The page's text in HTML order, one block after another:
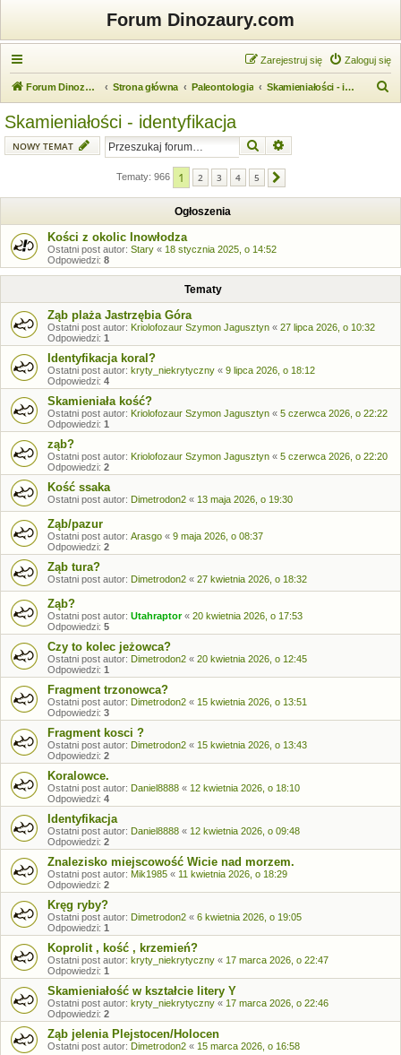
Forum Dinozaury.com
Zaloguj się
Zarejestruj się
Forum Dinozaury.com Strona główna Paleontologia Skamieniałości - identyfikacja
Skamieniałości - identyfikacja
NOWY TEMAT Szukaj
Tematy: 966 1 2 3 4 5
Ogłoszenia
Kości z okolic Inowłodza
Ostatni post autor: Stary « 18 stycznia 2025, o 14:52
Odpowiedzi: 8
Tematy
Ząb plaża Jastrzębia Góra
Ostatni post autor: Kriolofozaur Szymon Jagusztyn « 27 lipca 2026, o 10:32
Odpowiedzi: 1
Identyfikacja koral?
Ostatni post autor: kryty_niekrytyczny « 9 lipca 2026, o 18:12
Odpowiedzi: 4
Skamieniała kość?
Ostatni post autor: Kriolofozaur Szymon Jagusztyn « 5 czerwca 2026, o 22:22
Odpowiedzi: 1
ząb?
Ostatni post autor: Kriolofozaur Szymon Jagusztyn « 5 czerwca 2026, o 22:20
Odpowiedzi: 2
Kość ssaka
Ostatni post autor: Dimetrodon2 « 13 maja 2026, o 19:30
Ząb/pazur
Ostatni post autor: Arasgo « 9 maja 2026, o 08:37
Odpowiedzi: 2
Ząb tura?
Ostatni post autor: Dimetrodon2 « 27 kwietnia 2026, o 18:32
Ząb?
Ostatni post autor: Utahraptor« 20 kwietnia 2026, o 17:53
Odpowiedzi: 5
Czy to kolec jeżowca?
Ostatni post autor: Dimetrodon2 « 20 kwietnia 2026, o 12:45
Odpowiedzi: 1
Fragment trzonowca?
Ostatni post autor: Dimetrodon2 « 15 kwietnia 2026, o 13:51
Odpowiedzi: 3
Fragment kosci ?
Ostatni post autor: Dimetrodon2 « 15 kwietnia 2026, o 13:43
Odpowiedzi: 2
Koralowce.
Ostatni post autor: Daniel8888 « 12 kwietnia 2026, o 18:10
Odpowiedzi: 4
Identyfikacja
Ostatni post autor: Daniel8888 « 12 kwietnia 2026, o 09:48
Odpowiedzi: 2
Znalezisko miejscowość Wicie nad morzem.
Ostatni post autor: Mik1985 « 11 kwietnia 2026, o 18:29
Odpowiedzi: 2
Kręg ryby?
Ostatni post autor: Dimetrodon2 « 6 kwietnia 2026, o 19:05
Odpowiedzi: 1
Koprolit , kość , krzemień?
Ostatni post autor: kryty_niekrytyczny « 17 marca 2026, o 22:47
Odpowiedzi: 1
Skamieniałość w kształcie litery Y
Ostatni post autor: kryty_niekrytyczny « 17 marca 2026, o 22:46
Odpowiedzi: 2
Ząb jelenia Plejstocen/Holocen
Ostatni post autor: Dimetrodon2 « 15 marca 2026, o 16:58